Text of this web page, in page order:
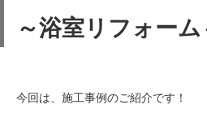
～浴室リフォーム
今回は、施工事例のご紹介です！